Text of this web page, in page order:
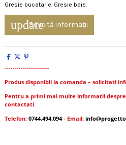
Gresie bucatarie. Gresie baie.
updateSolicită informații
----------------------
Produs disponibil la comanda – solicitati
Pentru a primi mai multe informatii
contactati
Telefon: 0744.494.094- Email: